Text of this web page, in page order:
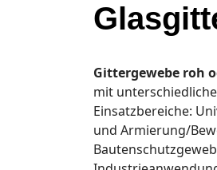
Gittergewebe roh
mit
Einsatzbereiche:
und Armierung/